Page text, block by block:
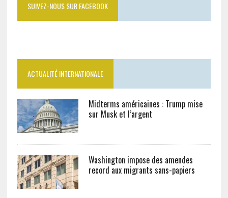
SUIVEZ-NOUS SUR FACEBOOK
ACTUALITÉ INTERNATIONALE
Midterms américaines : Trump mise
sur Musk et l’argent
Washington impose des amendes
record aux migrants sans-papiers